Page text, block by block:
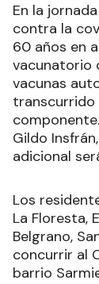
En la
contra la
60 años en
vacunatorio
vacunas
transcurrido
Gildo
adicional
Los
La Floresta,
Belgrano,
concurrir al
barrio